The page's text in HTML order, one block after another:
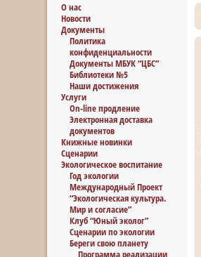
О нас
Новости
Документы
Политика
конфиденциальности
Документы МБУК “ЦБС”
Библиотеки №5
Наши достижения
Услуги
On-line продление
Электронная доставка
документов
Книжные новинки
Сценарии
Экологическое воспитание
Год экологии
Международный Проект
“Экологическая культура.
Мир и согласие”
Клуб “Юный эколог”
Сценарии по экологии
Береги свою планету
Программа реализации